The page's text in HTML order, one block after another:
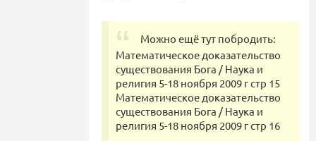
Можно ещё тут побродить:
Математическое доказательство
существования Бога / Наука и
религия 5-18 ноября 2009 г стр 15
Математическое доказательство
существования Бога / Наука и
религия 5-18 ноября 2009 г стр 16